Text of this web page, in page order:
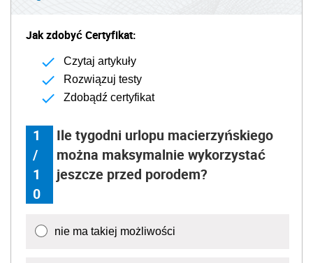
Jak zdobyć Certyfikat:
Czytaj artykuły
Rozwiązuj testy
Zdobądź certyfikat
1
/
1
0
Ile tygodni urlopu macierzyńskiego
można maksymalnie wykorzystać
jeszcze przed porodem?
nie ma takiej możliwości